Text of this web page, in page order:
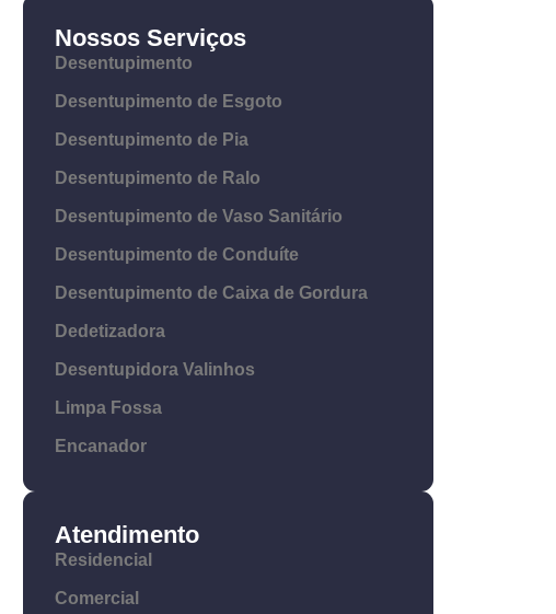
Nossos Serviços
Desentupimento
Desentupimento de Esgoto
Desentupimento de Pia
Desentupimento de Ralo
Desentupimento de Vaso Sanitário
Desentupimento de Conduíte
Desentupimento de Caixa de Gordura
Dedetizadora
Desentupidora Valinhos
Limpa Fossa
Encanador
Atendimento
Residencial
Comercial